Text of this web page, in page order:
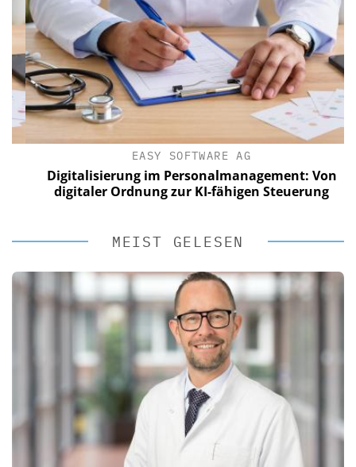
EASY SOFTWARE AG
Digitalisierung im Personalmanagement: Von
digitaler Ordnung zur KI-fähigen Steuerung
MEIST GELESEN